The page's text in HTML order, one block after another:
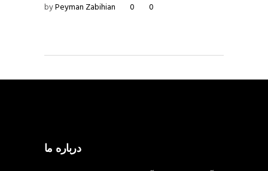
byPeyman Zabihian 0 0
درباره ما